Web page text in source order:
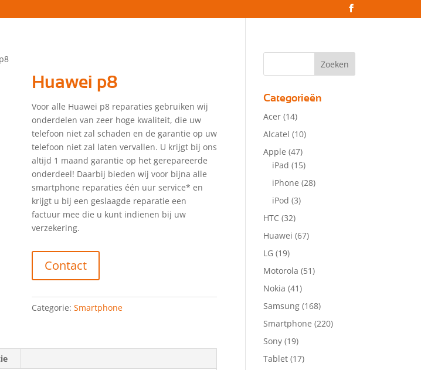
Huawei p8
Voor alle Huawei p8 reparaties gebruiken wij
onderdelen van zeer hoge kwaliteit, die uw
telefoon niet zal schaden en de garantie op uw
telefoon niet zal laten vervallen. U krijgt bij ons
altijd 1 maand garantie op het gerepareerde
onderdeel! Daarbij bieden wij voor bijna alle
smartphone reparaties één uur service* en
krijgt u bij een geslaagde reparatie een
factuur mee die u kunt indienen bij uw
verzekering.
Contact
Categorie: Smartphone
Categorieën
Acer (14)
Alcatel (10)
Apple (47)
iPad (15)
iPhone (28)
iPod (3)
HTC (32)
Huawei (67)
LG (19)
Motorola (51)
Nokia (41)
Samsung (168)
Smartphone (220)
Sony (19)
Tablet (17)